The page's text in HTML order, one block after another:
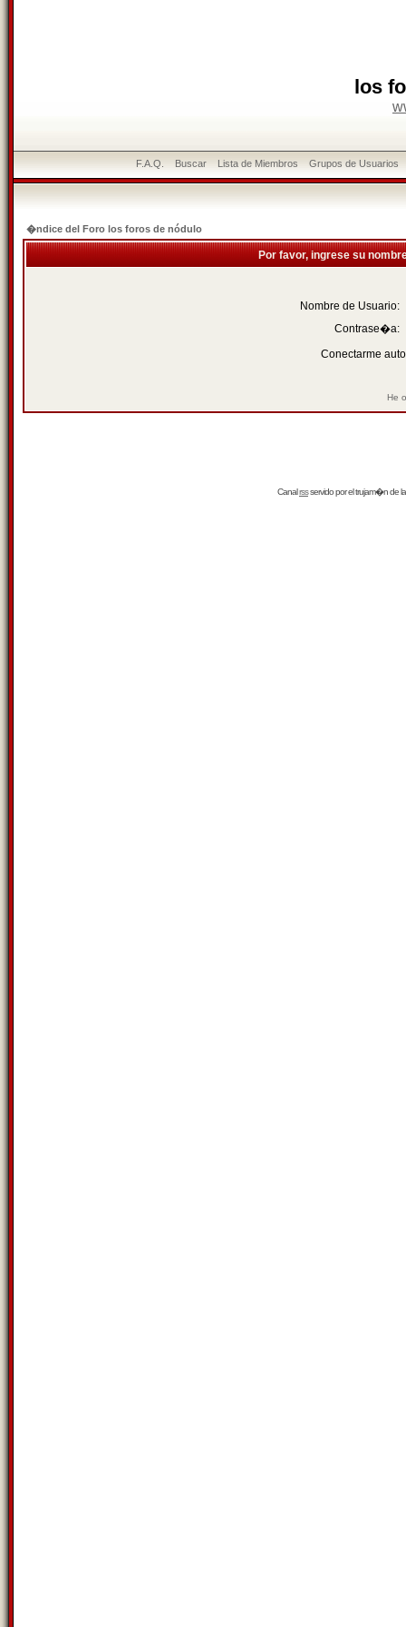
los
F.A.Q. Buscar Lista de Miembros Grupos de Usuarios
�ndice del Foro los foros de nódulo
Por favor, ingrese su
Nombre de Usuario:
Contrase�a:
Conectarme
He
Canalrssservido por eltrujam�nde